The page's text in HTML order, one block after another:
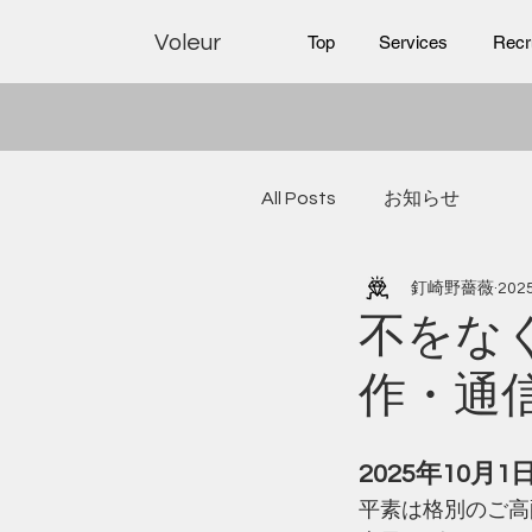
Voleur Top Services
All Posts お知らせ
不をな
作・通
釘崎野薔薇
2025年10月1
平素は格別のご